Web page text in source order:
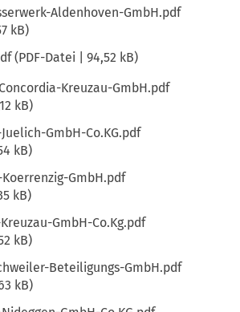
Aldenhoven-GmbH.pdf
kB
PDF-Datei
94,52 kB
Kreuzau-GmbH.pdf
kB
GmbH-Co.KG.pdf
kB
GmbH.pdf
kB
GmbH-Co.Kg.pdf
kB
Beteiligungs-GmbH.pdf
kB